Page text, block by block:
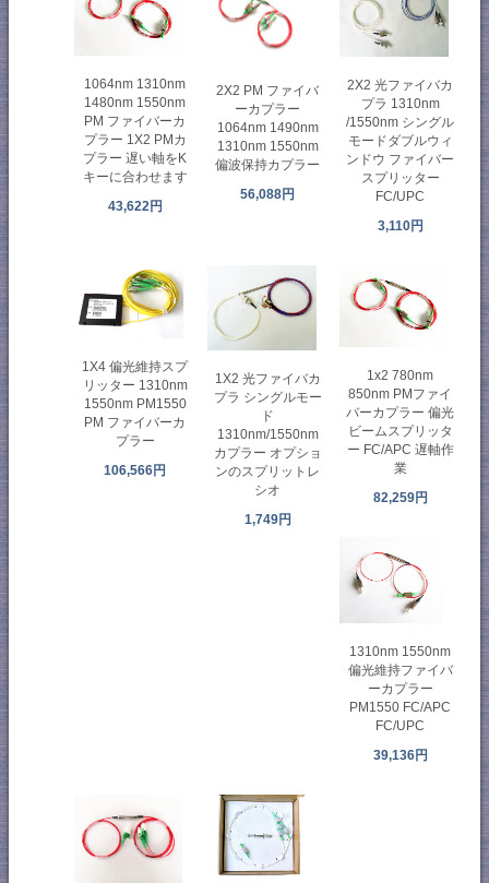
1064nm 1310nm
1480nm 1550nm
PM ファイバーカ
プラー 1X2 PMカ
プラー 遅い軸をK
キーに合わせます
43,622円
2X2 PM ファイバ
ーカプラー
1064nm 1490nm
1310nm 1550nm
偏波保持カプラー
56,088円
2X2 光ファイバカ
プラ 1310nm
/1550nm シングル
モードダブルウィ
ンドウ ファイバー
スプリッター
FC/UPC
3,110円
1X4 偏光維持スプ
リッター 1310nm
1550nm PM1550
PM ファイバーカ
プラー
106,566円
1X2 光ファイバカ
プラ シングルモー
ド
1310nm/1550nm
カプラー オプショ
ンのスプリットレ
シオ
1,749円
1x2 780nm
850nm PMファイ
バーカプラー 偏光
ビームスプリッタ
ー FC/APC 遅軸作
業
82,259円
1310nm 1550nm
偏光維持ファイバ
ーカプラー
PM1550 FC/APC
FC/UPC
39,136円